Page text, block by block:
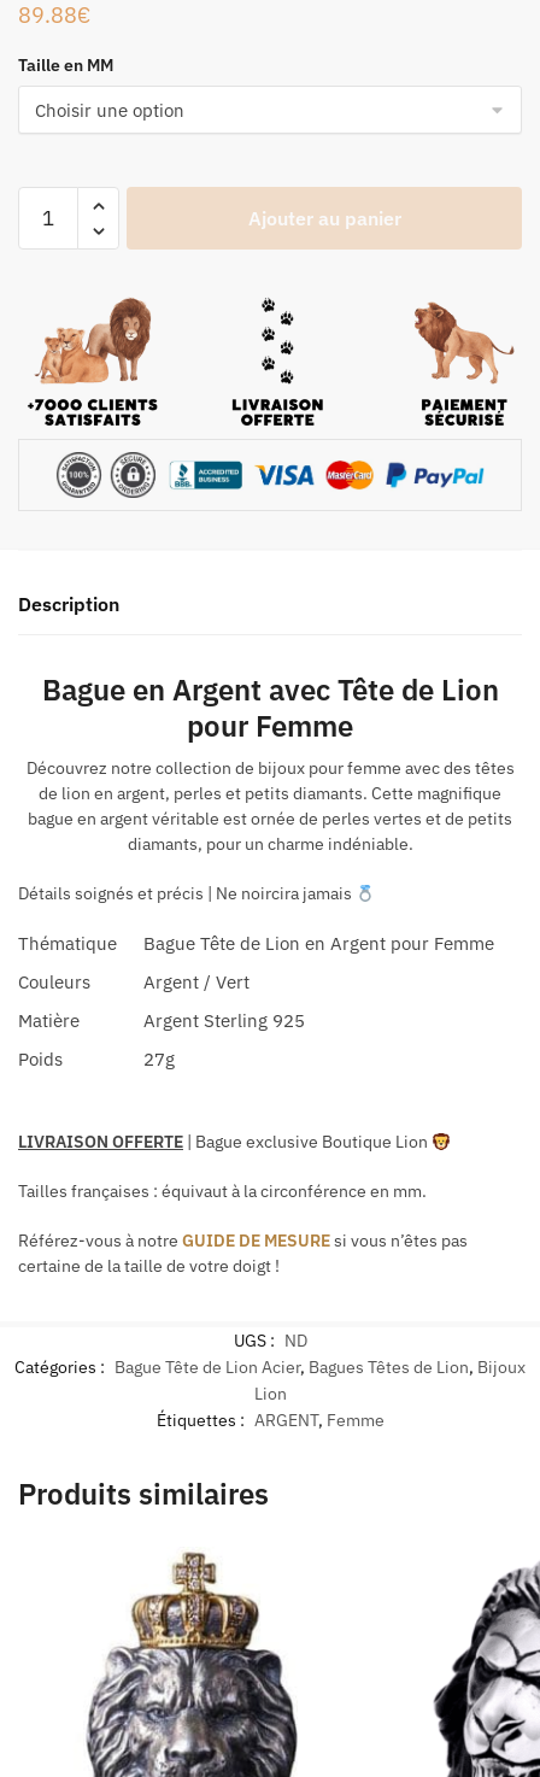
89.88€
Taille en MM
Ajouter au panier
Description
Bague en Argent avec Tête de Lion
pour Femme
Découvrez notre collection de bijoux pour femme avec des têtes
de lion en argent, perles et petits diamants. Cette magnifique
bague en argent véritable est ornée de perles vertes et de petits
diamants, pour un charme indéniable.
Détails soignés et précis | Ne noircira jamais
Thématique
Bague Tête de Lion en Argent pour Femme
Couleurs
Argent / Vert
Matière
Argent Sterling 925
Poids
27g
LIVRAISON OFFERTE | Bague exclusive Boutique Lion
Tailles françaises : équivaut à la circonférence en mm.
Référez-vous à notre GUIDE DE MESUREsi vous n’êtes pas
certaine de la taille de votre doigt !
UGS : ND
Catégories : Bague Tête de Lion Acier, Bagues Têtes de Lion, Bijoux
Lion
Étiquettes : ARGENT, Femme
Produits similaires